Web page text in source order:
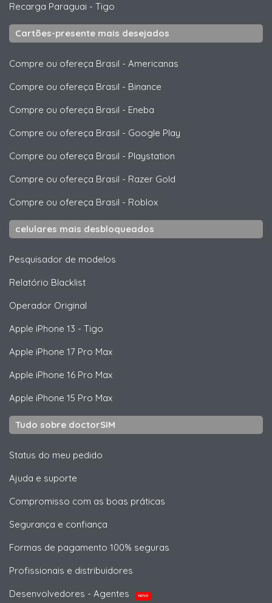
Recarga Paraguai - Tigo
Cartões-presente mais desejados
Compre ou ofereça Brasil - Americanas
Compre ou ofereça Brasil - Binance
Compre ou ofereça Brasil - Eneba
Compre ou ofereça Brasil - Google Play
Compre ou ofereça Brasil - Playstation
Compre ou ofereça Brasil - Razer Gold
Compre ou ofereça Brasil - Roblox
celulares mais desbloqueados
Pesquisador de modelos
Relatório Blacklist
Operador Original
Apple iPhone 13 - Tigo
Apple iPhone 17 Pro Max
Apple iPhone 16 Pro Max
Apple iPhone 15 Pro Max
Tudo sobre doctorSIM
Status do meu pedido
Ajuda e suporte
Compromisso com as boas práticas
Segurança e confiança
Formas de pagamento 100% seguras
Profissionais e distribuidores
Desenvolvedores - Agentes
NOVO